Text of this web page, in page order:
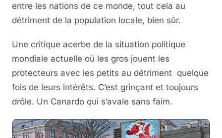
entre les nations de ce monde, tout cela au
détriment de la population locale, bien sûr.
Une critique acerbe de la situation politique
mondiale actuelle où les gros jouent les
protecteurs avec les petits au détriment quelque
fois de leurs intérêts. C’est grinçant et toujours
drôle. Un Canardo qui s’avale sans faim.